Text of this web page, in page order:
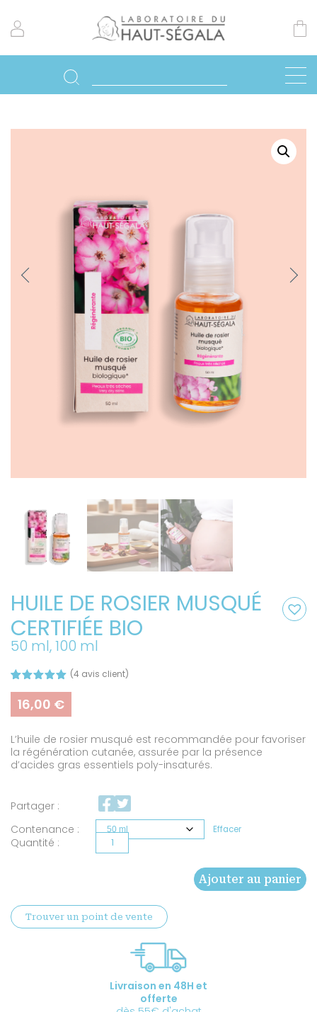
Previo
Next
HUILE DE ROSIER MUSQUÉ
CERTIFIÉE BIO
50 ml, 100 ml
sur 5
basé sur
notations
(4 avis client)
16,00 €
L’huile de rosier musqué est recommandée pour favoriser
la régénération cutanée, assurée par la présence
d’acides gras essentiels poly-insaturés.
Partager :
Contenance
Effacer
quantité
de
rosier
Ajouter au panier
Trouver un point de vente
Livraison en 48H et
offerte